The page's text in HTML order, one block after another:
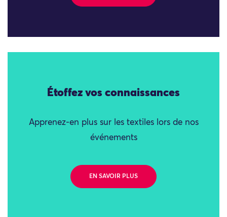
Étoffez vos connaissances
Apprenez-en plus sur les textiles lors de nos
événements
EN SAVOIR PLUS